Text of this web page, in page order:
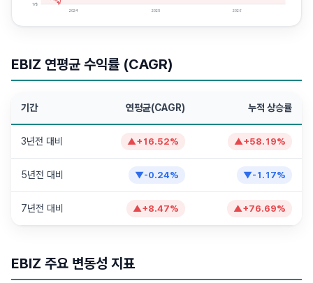
17$
2024 2025 2026
EBIZ 연평균 수익률 (CAGR)
기간 연평균(CAGR) 누적 상승률
3년전 대비 ▲+ 16.52% ▲+58.19%
5년전 대비 ▼-0.24% ▼-1.17%
7년전 대비 ▲+8.47% ▲+76.69%
EBIZ 주요 변동성 지표